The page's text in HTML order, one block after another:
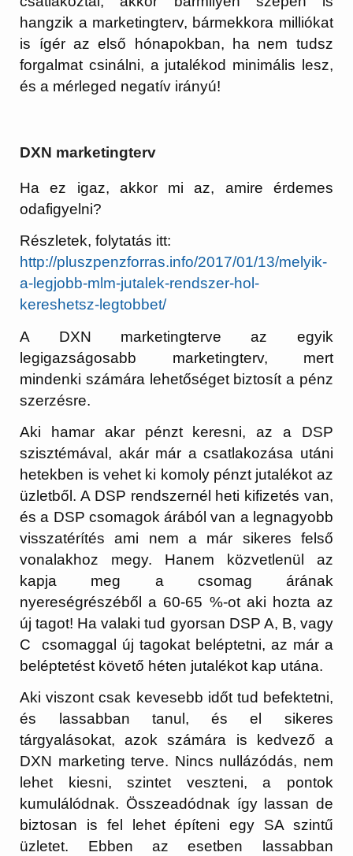
hangzik a marketingterv, bármekkora milliókat
is ígér az első hónapokban, ha nem tudsz
forgalmat csinálni, a jutalékod minimális lesz,
és a mérleged negatív irányú!
DXN marketingterv
Ha ez igaz, akkor mi az, amire érdemes
odafigyelni?
Részletek, folytatás itt:
http://pluszpenzforras.info/2017/01/13/melyik-
a-legjobb-mlm-jutalek-rendszer-hol-
kereshetsz-legtobbet/
A DXN marketingterve az egyik
legigazságosabb marketingterv, mert
mindenki számára lehetőséget biztosít a pénz
szerzésre.
Aki hamar akar pénzt keresni, az a DSP
szisztémával, akár már a csatlakozása utáni
hetekben is vehet ki komoly pénzt jutalékot az
üzletből. A DSP rendszernél heti kifizetés van,
és a DSP csomagok árából van a legnagyobb
visszatérítés ami nem a már sikeres felső
vonalakhoz megy. Hanem közvetlenül az
kapja meg a csomag árának
nyereségrészéből a 60-65 %-ot aki hozta az
új tagot! Ha valaki tud gyorsan DSP A, B, vagy
C csomaggal új tagokat beléptetni, az már a
beléptetést követő héten jutalékot kap utána.
Aki viszont csak kevesebb időt tud befektetni,
és lassabban tanul, és el sikeres
tárgyalásokat, azok számára is kedvező a
DXN marketing terve. Nincs nullázódás, nem
lehet kiesni, szintet veszteni, a pontok
kumulálódnak. Összeadódnak így lassan de
biztosan is fel lehet építeni egy SA szintű
üzletet. Ebben az esetben lassabban